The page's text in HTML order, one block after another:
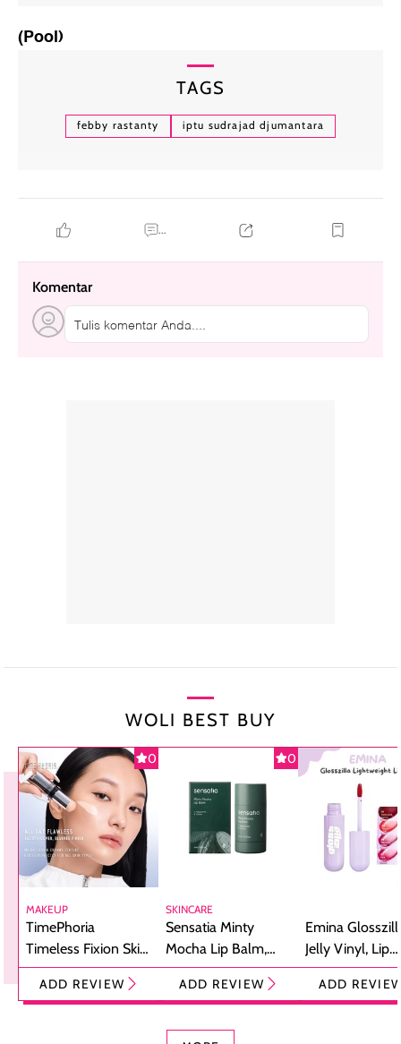
(Pool)
TAGS
febby rastanty iptu sudrajad djumantara
...
Komentar
Tulis komentar Anda....
WOLI BEST BUY
0
MAKEUP
TimePhoria
Timeless Fixion Skin
Tint Stick,
Foundation dan
ADD REVIEW
0
SKINCARE
Sensatia Minty
Mocha Lip Balm,
Pelembap Bibir
dengan Aroma
ADD REVIEW
Emina
Jelly Vinyl, Lip
Cream Glossy
Ringan
ADD